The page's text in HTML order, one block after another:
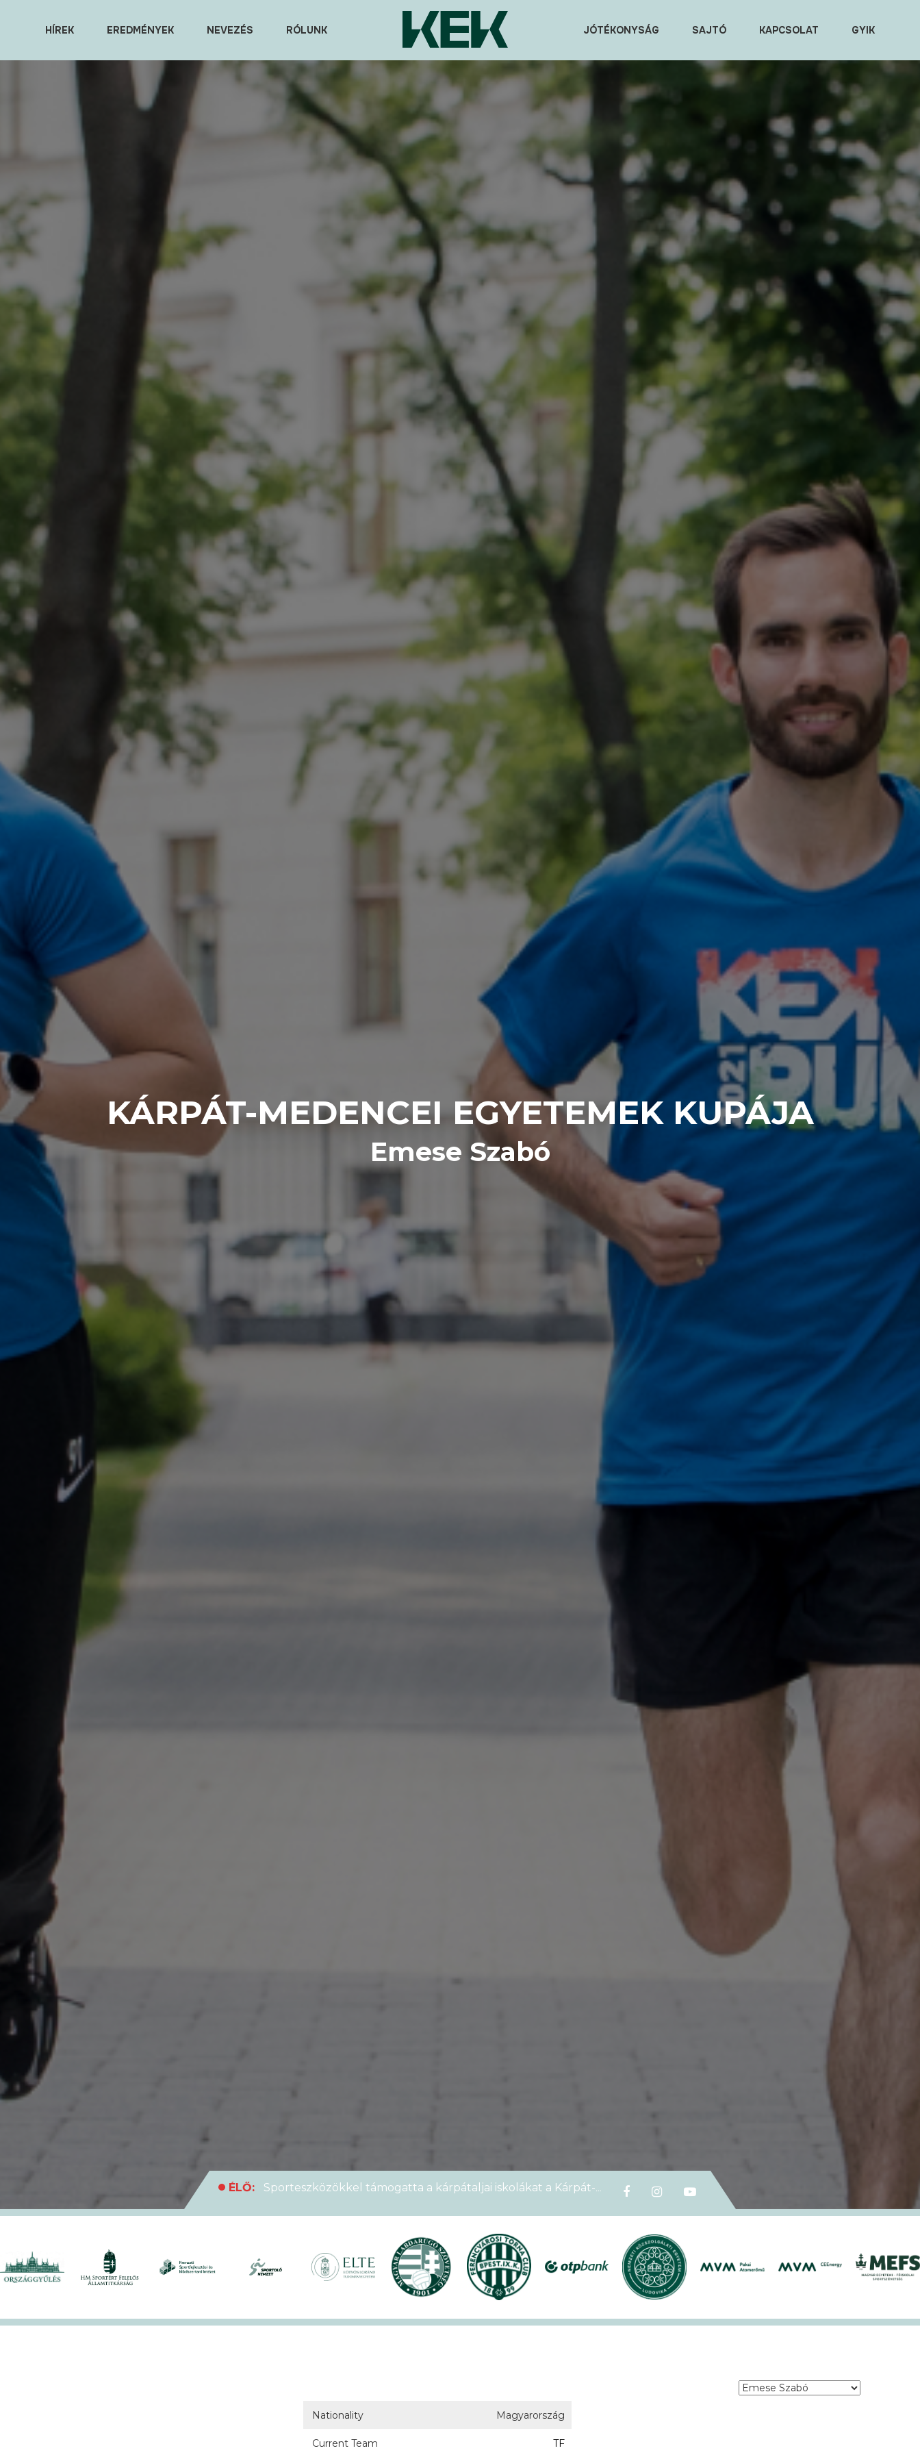
HÍREK EREDMÉNYEK NEVEZÉS RÓLUNK JÓTÉKONYSÁG SAJTÓ KAPCSOLAT GYIK
KÁRPÁT-MEDENCEI EGYETEMEK KUPÁJA
Emese Szabó
ÉLŐ:
Sporteszközökkel támogatta a kárpátaljai iskolákat a Kárpát-
ÉLŐ:
Rekordlétszámmal rendezték meg a VI. Ludovika15–KEK Run
Soha ennyien nem sportoltatok velünk – rekordokat döntött a
XVII. KEK!
ÉLŐ:
A hivatalos megnyitóval kezdetét vette a XVII. KEK!
Nationality Magyarország
Current Team TF